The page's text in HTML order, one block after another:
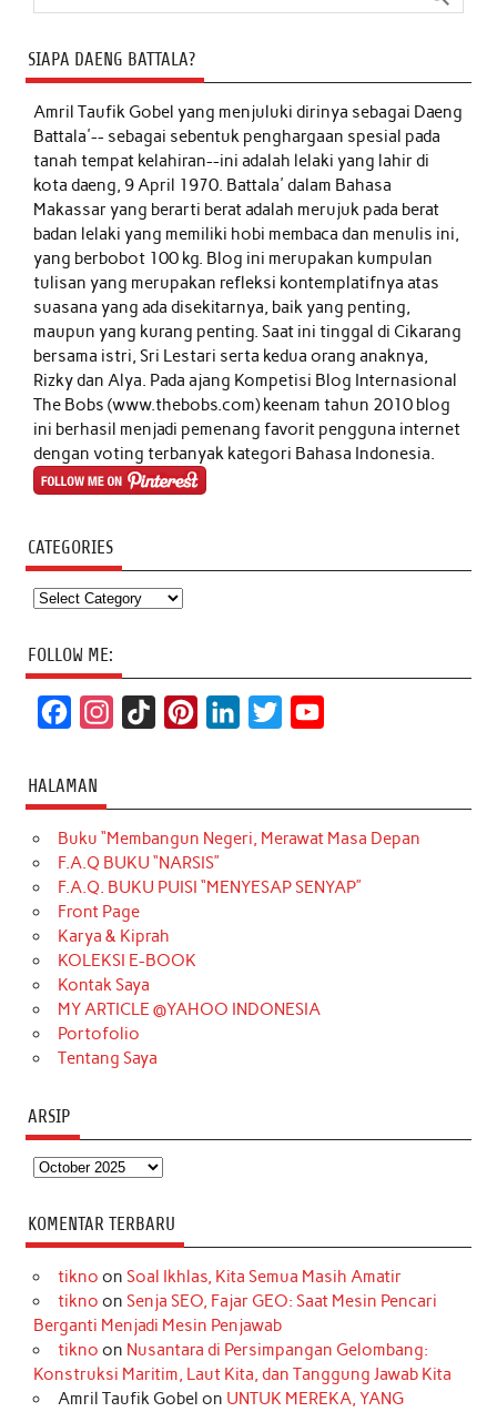
SIAPA DAENG BATTALA?
Amril Taufik Gobelyang menjuluki dirinya sebagai Daeng
Battala'-- sebagai sebentuk penghargaan spesial pada
tanah tempat kelahiran--ini adalah lelaki yang lahir di
kota daeng, 9 April 1970. Battala' dalam Bahasa
Makassar yang berarti berat adalah merujuk pada berat
badan lelaki yang memiliki hobi membaca dan menulis ini,
yang berbobot 100 kg. Blog ini merupakan kumpulan
tulisan yang merupakan refleksi kontemplatifnya atas
suasana yang ada disekitarnya, baik yang penting,
maupun yang kurang penting. Saat ini tinggal di Cikarang
bersama istri, Sri Lestari serta kedua orang anaknya,
Rizky dan Alya. Pada ajang Kompetisi Blog Internasional
The Bobs (www.thebobs.com) keenam tahun 2010 blog
ini berhasil menjadi pemenang favorit pengguna internet
dengan voting terbanyak kategori Bahasa Indonesia.
CATEGORIES
Categories
FOLLOW ME:
c
e
b
o
o
k
t
a
g
r
a
m
T
o
k
t
e
r
k
e
d
t
t
e
T
u
b
HALAMAN
Buku “Membangun Negeri, Merawat Masa Depan
F.A.Q BUKU “NARSIS”
F.A.Q. BUKU PUISI “MENYESAP SENYAP”
Front Page
Karya & Kiprah
KOLEKSI E-BOOK
Kontak Saya
MY ARTICLE @YAHOO INDONESIA
Portofolio
Tentang Saya
ARSIP
Arsip
KOMENTAR TERBARU
tikno on Soal Ikhlas, Kita Semua Masih Amatir
tikno on Senja SEO, Fajar GEO: Saat Mesin Pencari
Berganti Menjadi Mesin Penjawab
tikno on Nusantara di Persimpangan Gelombang:
Konstruksi Maritim, Laut Kita, dan Tanggung Jawab Kita
Amril Taufik Gobel on UNTUK MEREKA, YANG